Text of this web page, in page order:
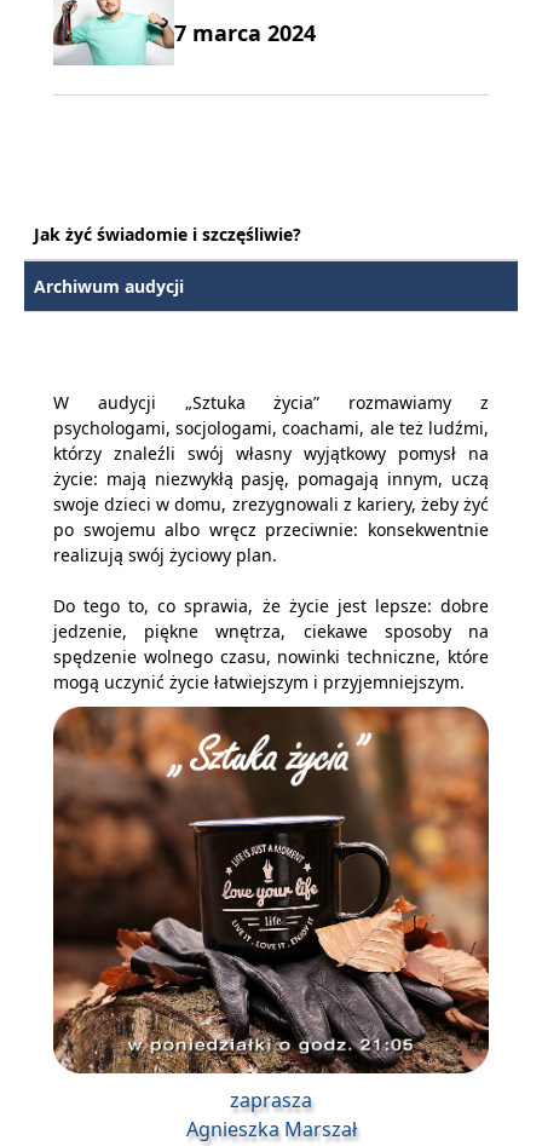
7 marca 2024
Jak żyć świadomie i szczęśliwie?
Archiwum audycji
W audycji „Sztuka życia” rozmawiamy z
psychologami, socjologami, coachami, ale też ludźmi,
którzy znaleźli swój własny wyjątkowy pomysł na
życie: mają niezwykłą pasję, pomagają innym, uczą
swoje dzieci w domu, zrezygnowali z kariery, żeby żyć
po swojemu albo wręcz przeciwnie: konsekwentnie
realizują swój życiowy plan.
Do tego to, co sprawia, że życie jest lepsze: dobre
jedzenie, piękne wnętrza, ciekawe sposoby na
spędzenie wolnego czasu, nowinki techniczne, które
mogą uczynić życie łatwiejszym i przyjemniejszym.
zaprasza
Agnieszka Marszał